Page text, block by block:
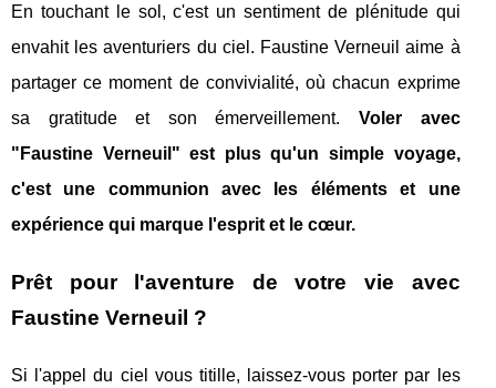
En touchant le sol, c'est un sentiment de plénitude qui
envahit les aventuriers du ciel. Faustine Verneuil aime à
partager ce moment de convivialité, où chacun exprime
sa gratitude et son émerveillement. Voler avec
"Faustine Verneuil" est plus qu'un simple voyage,
c'est une communion avec les éléments et une
expérience qui marque l'esprit et le cœur.
Prêt pour l'aventure de votre vie avec
Faustine Verneuil ?
Si l'appel du ciel vous titille, laissez-vous porter par les